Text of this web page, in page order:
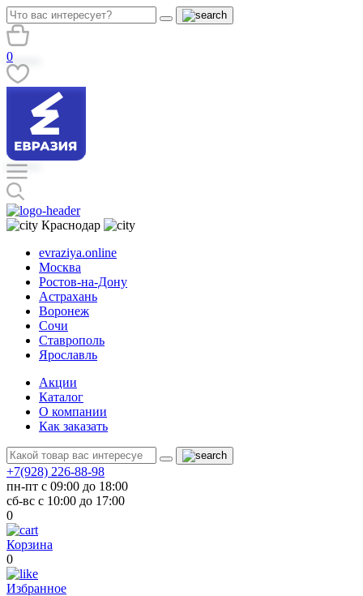
0
Краснодар
evraziya.online
Москва
Ростов-на-Дону
Астрахань
Воронеж
Сочи
Ставрополь
Ярославль
Акции
Каталог
О компании
Как заказать
+7(928) 226-88-98
пн-пт с 09:00 до 18:00
сб-вс с 10:00 до 17:00
0
Корзина
0
Избранное